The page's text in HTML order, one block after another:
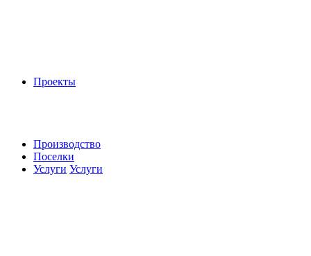
Проекты
Производство
Поселки
Услуги Услуги